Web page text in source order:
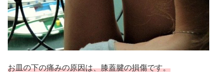
お皿の下の痛みの原因は、膝蓋腱の損傷です。